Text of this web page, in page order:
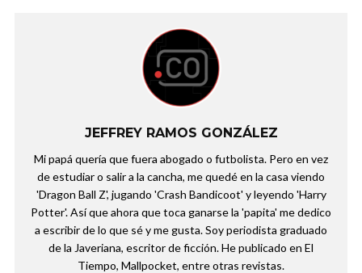
JEFFREY RAMOS GONZÁLEZ
Mi papá quería que fuera abogado o futbolista. Pero en vez
de estudiar o salir a la cancha, me quedé en la casa viendo
'Dragon Ball Z', jugando 'Crash Bandicoot' y leyendo 'Harry
Potter'. Así que ahora que toca ganarse la 'papita' me dedico
a escribir de lo que sé y me gusta. Soy periodista graduado
de la Javeriana, escritor de ficción. He publicado en El
Tiempo, Mallpocket, entre otras revistas.